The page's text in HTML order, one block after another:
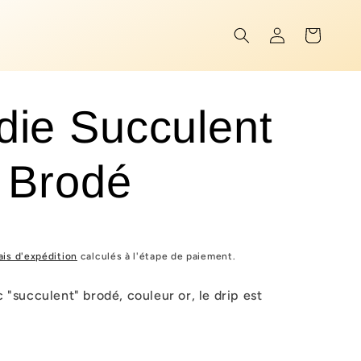
ConnexionPanier
Succulent
d'expédition calculés à l'étape de paiement.
"succulent" brodé, couleur or, le drip est